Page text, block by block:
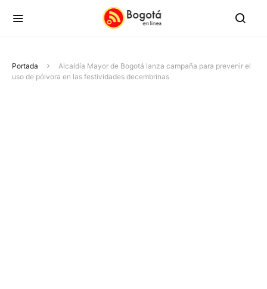
Portada
Alcaldía Mayor de Bogotá lanza campaña para prevenir el
uso de pólvora en las festividades decembrinas